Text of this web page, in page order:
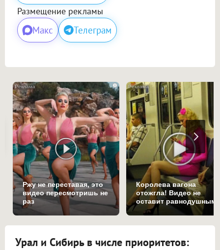
Размещение рекламы
Макс Телеграм
i
Ржу не переставая, это
видео пересмотришь не
раз
Королева вагона
отожгла! Видео не
оставит равнодушным
Урал и Сибирь в числе приоритетов: